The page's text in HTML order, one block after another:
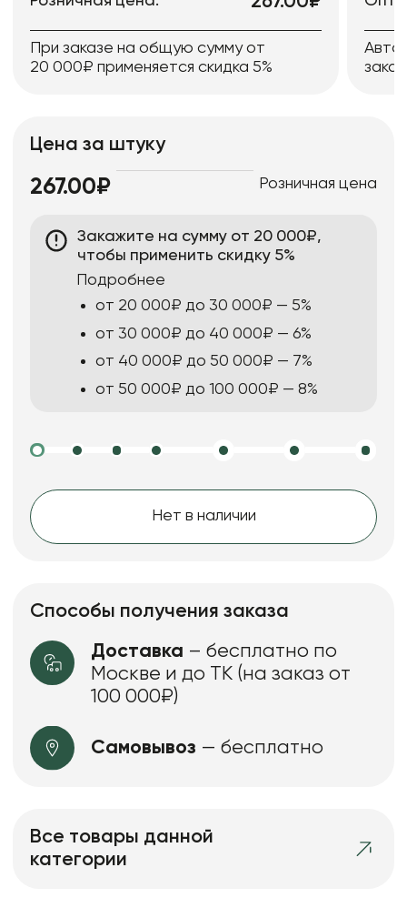
При заказе на общую сумму от
20 000₽ применяется скидка 5%
Цена за штуку
267.00₽ Розничная цена
Закажите на сумму от 20 000₽,
чтобы применить скидку 5%
Подробнее
от 20 000₽ до 30 000₽ — 5%
от 30 000₽ до 40 000₽ — 6%
от 40 000₽ до 50 000₽ — 7%
от 50 000₽ до 100 000₽ — 8%
Нет в наличии
Способы получения заказа
Доставка – бесплатно по
Москве и до ТК (на заказ от
100 000₽)
Самовывоз — бесплатно
Все товары данной
категории